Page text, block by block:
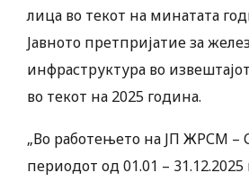
лица во текот на минатата
Јавното претпријатие за
инфраструктура во
во текот на 2025 година.
„Во работењето на ЈП ЖРСМ –
периодот од 01.01 –